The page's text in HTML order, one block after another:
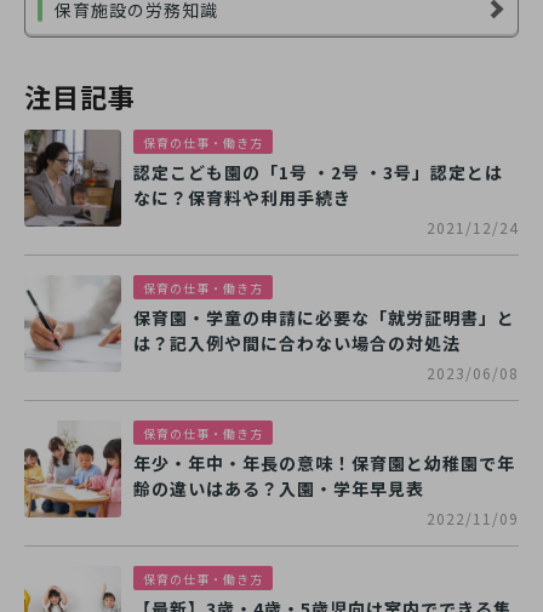
保育施設の労務知識
注目記事
保育の仕事・働き方
認定こども園の「1号 ・2号 ・3号」認定とは
なに？保育料や利用手続き
2021/12/24
保育の仕事・働き方
保育園・学童の申請に必要な「就労証明書」と
は？記入例や間に合わない場合の対処法
2023/06/08
保育の仕事・働き方
年少・年中・年長の意味！保育園と幼稚園で年
齢の違いはある？入園・学年早見表
2022/11/09
保育の仕事・働き方